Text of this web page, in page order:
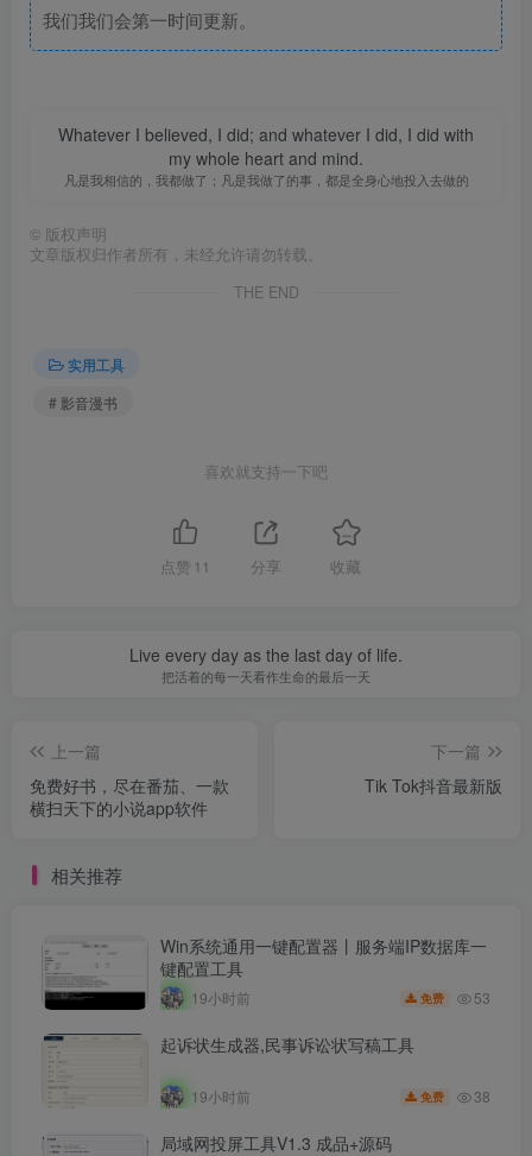
我们我们会第一时间更新。
Whatever I believed, I did; and whatever I did, I did with
my whole heart and mind.
凡是我相信的，我都做了；凡是我做了的事，都是全身心地投入去做的
© 版权声明
文章版权归作者所有，未经允许请勿转载。
THE END
实用工具
# 影音漫书
喜欢就支持一下吧
点赞 11 分享 收藏
Live every day as the last day of life.
把活着的每一天看作生命的最后一天
上一篇
免费好书，尽在番茄、一款
横扫天下的小说app软件
下一篇
Tik Tok抖音最新版
相关推荐
Win系统通用一键配置器丨服务端IP数据库一
键配置工具
19小时前 免费 53
起诉状生成器,民事诉讼状写稿工具
19小时前 免费 38
局域网投屏工具V1.3 成品+源码